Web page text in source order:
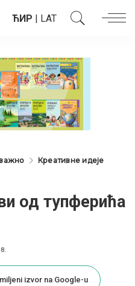
ЋИР | LAT
Креативне идеје
од тупферића
izvor na Google-u